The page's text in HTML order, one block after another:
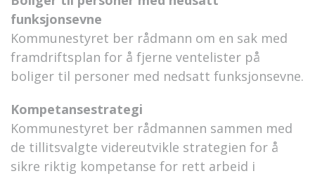
funksjonsevne
Kommunestyret ber rådmann om en sak med
framdriftsplan for å fjerne ventelister på
boliger til personer med nedsatt funksjonsevne.
Kompetansestrategi
Kommunestyret ber rådmannen sammen med
de tillitsvalgte videreutvikle strategien for å
sikre riktig kompetanse for rett arbeid i